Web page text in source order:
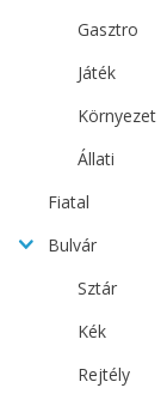
Gasztro
Játék
Környezet
Állati
Fiatal
Bulvár
Sztár
Kék
Rejtély